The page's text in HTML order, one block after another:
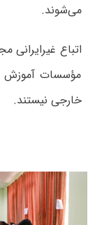
می‌شوند.
اتباع
مؤسسات آموزش
خارجی نیستند.